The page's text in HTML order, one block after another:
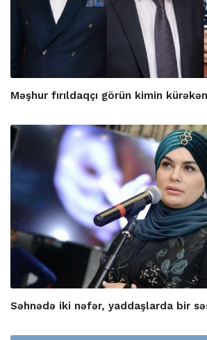
Məşhur fırıldaqçı görün kimin
Səhnədə iki nəfər, yaddaşlarda bir